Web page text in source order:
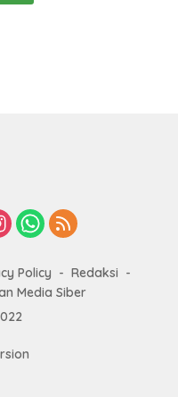
Policy
Redaksi
Media Siber